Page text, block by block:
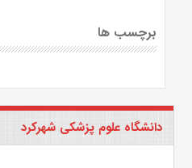
برچسب ها
دانشگاه علوم پزشکی شهرکرد